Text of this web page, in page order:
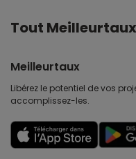
Tout
Meilleurtaux
Libérez le potentiel de vos
accomplissez-les.